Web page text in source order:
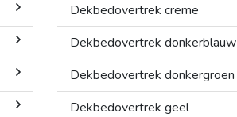
Dekbedovertrek creme
Dekbedovertrek donkerblauw
Dekbedovertrek donkergroen
Dekbedovertrek geel